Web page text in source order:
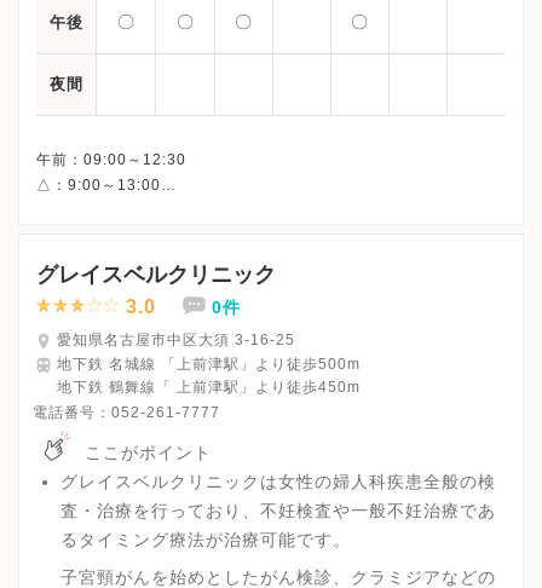
午後 〇 〇 〇 〇
夜間
午前：09:00～12:30
△：9:00～13:00
グレイスベルクリニック
3.0 0件
愛知県名古屋市中区大須 3-16-25
地下鉄 名城線 「上前津駅」より徒歩500m
地下鉄 鶴舞線「 上前津駅」より徒歩450m
電話番号： 052-261-7777
ここがポイント
グレイスベルクリニックは女性の婦人科疾患全般の検
査・治療を行っており、不妊検査や一般不妊治療であ
るタイミング療法が治療可能です。
子宮頸がんを始めとしたがん検診、クラミジアなどの